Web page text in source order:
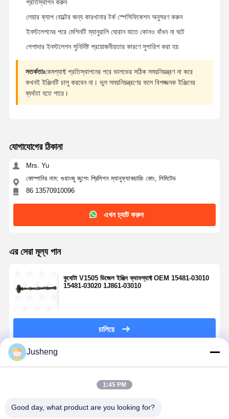
প্রতিস্থাপন করুন
লেয়ার ক্যাপ বোল্টের জন্য কারখানার টর্ক স্পেসিফিকেশন অনুসরণ করুন
ইনস্টলেশনের পরে মেশিনটি ম্যানুয়ালি ঘোরান যাতে কোনও বাঁধন না ঘটে
পেশাদার ইনস্টলেশন সুনির্দিষ্ট প্রয়োজনীয়তার কারণে সুপারিশ করা হয়
সতর্কতাঃকেমশ্যাফ্ট প্রতিস্থাপনের পরে ভালভের সঠিক সময়নিয়ন্ত্রণ না করে
কখনই ইঞ্জিনটি চালু করবেন না। ভুল সময়নিয়ন্ত্রণের ফলে বিপজ্জনক ইঞ্জিনের
ব্যর্থতা হতে পারে।
যোগাযোগের ঠিকানা
Mrs. Yu
কোম্পানির নাম: গুয়াংজু জুশেং প্রিসিশন ম্যানুফ্যাকচারিং কোং, লিমিটেড
86 13570910096
এখন চ্যাট করুন
এর সেরা মূল্য পান
কুবোটা V1505 ডিজেল ইঞ্জিন ক্যামশ্যাফ্ট OEM 15481-03010
15481-03020 1J861-03010
চালিয়ে
প্রস্তাবিত পণ্য
Jusheng
1:45 PM
Good day, what product are you looking for?